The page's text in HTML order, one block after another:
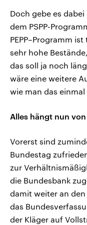
Doch gebe es
dem PSPP-
PEPP–Programm
sehr hohe
das soll ja noch
wäre eine weitere
wie man das
Alles hängt nun
Vorerst sind
Bundestag
zur
die Bundesbank
damit weiter an
das
der Kläger auf